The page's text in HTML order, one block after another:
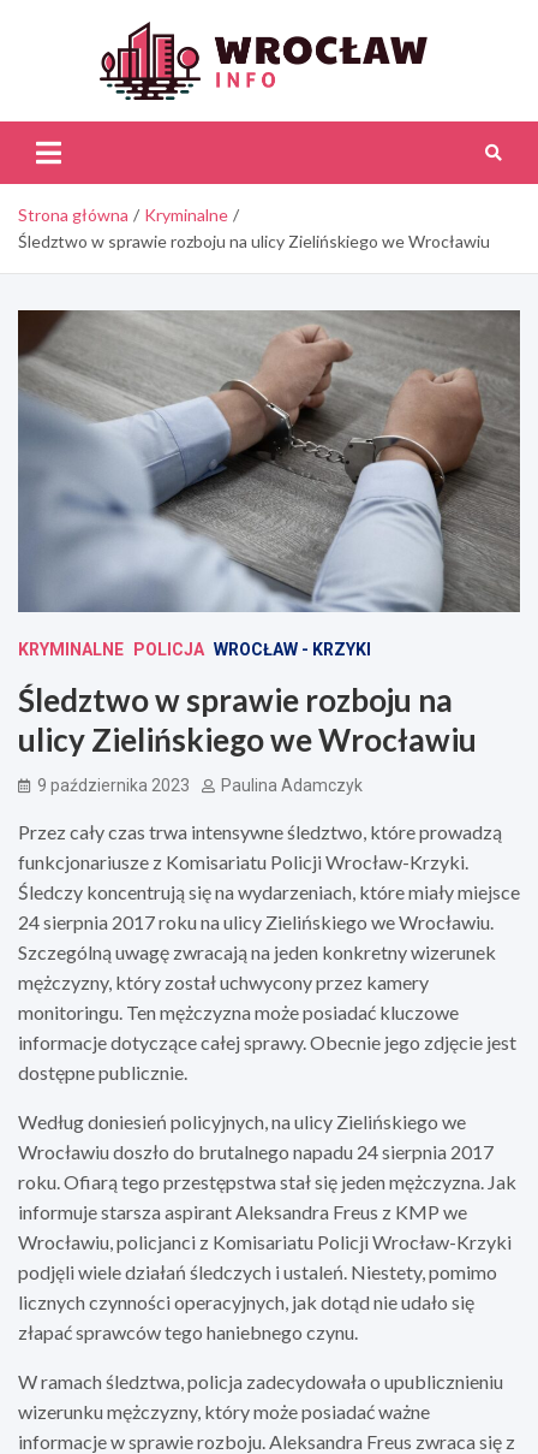
Strona główna
Kryminalne
Śledztwo w sprawie rozboju na ulicy Zielińskiego we Wrocławiu
KRYMINALNE POLICJA WROCŁAW - KRZYKI
Śledztwo w sprawie rozboju na
ulicy Zielińskiego we Wrocławiu
9 października 2023 Paulina Adamczyk
Przez cały czas trwa intensywne śledztwo, które prowadzą
funkcjonariusze z Komisariatu Policji Wrocław-Krzyki.
Śledczy koncentrują się na wydarzeniach, które miały miejsce
24 sierpnia 2017 roku na ulicy Zielińskiego we Wrocławiu.
Szczególną uwagę zwracają na jeden konkretny wizerunek
mężczyzny, który został uchwycony przez kamery
monitoringu. Ten mężczyzna może posiadać kluczowe
informacje dotyczące całej sprawy. Obecnie jego zdjęcie jest
dostępne publicznie.
Według doniesień policyjnych, na ulicy Zielińskiego we
Wrocławiu doszło do brutalnego napadu 24 sierpnia 2017
roku. Ofiarą tego przestępstwa stał się jeden mężczyzna. Jak
informuje starsza aspirant Aleksandra Freus z KMP we
Wrocławiu, policjanci z Komisariatu Policji Wrocław-Krzyki
podjęli wiele działań śledczych i ustaleń. Niestety, pomimo
licznych czynności operacyjnych, jak dotąd nie udało się
złapać sprawców tego haniebnego czynu.
W ramach śledztwa, policja zadecydowała o upublicznieniu
wizerunku mężczyzny, który może posiadać ważne
informacje w sprawie rozboju. Aleksandra Freus zwraca się z